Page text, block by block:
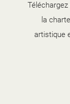
la
artistique